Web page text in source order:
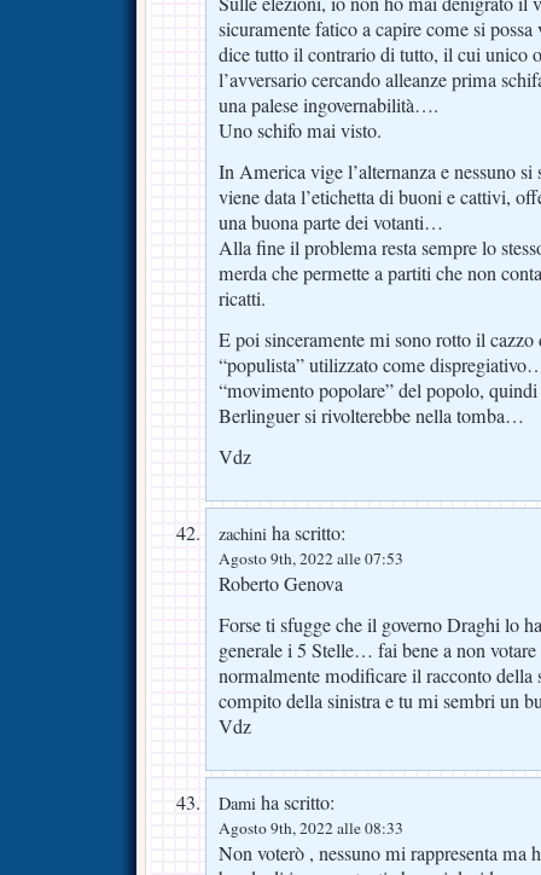
sicuramente fatico a capire come si
dice tutto il contrario di tutto, il cui unico
l’avversario cercando alleanze prima
una palese ingovernabilità….
Uno schifo mai visto.
In America vige l’alternanza e nessuno
viene data l’etichetta di buoni e cattivi,
una buona parte dei votanti…
Alla fine il problema resta sempre lo
merda che permette a partiti che non
ricatti.
E poi sinceramente mi sono rotto il
“populista” utilizzato come
“movimento popolare” del popolo,
Berlinguer si rivolterebbe nella tomba…
Vdz
zachini ha scritto:
Agosto 9th, 2022 alle 07:53
Roberto Genova
Forse ti sfugge che il governo Draghi lo
generale i 5 Stelle… fai bene a non votare
normalmente modificare il racconto della
compito della sinistra e tu mi sembri un
Vdz
Dami ha scritto:
Agosto 9th, 2022 alle 08:33
Non voterò , nessuno mi rappresenta ma